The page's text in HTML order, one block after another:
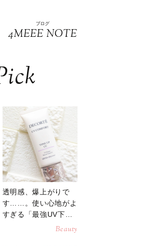
ブログ
4MEEE NOTE
透明感、爆上がりで
す……。使い心地がよ
すぎる「最強UV下
Beauty